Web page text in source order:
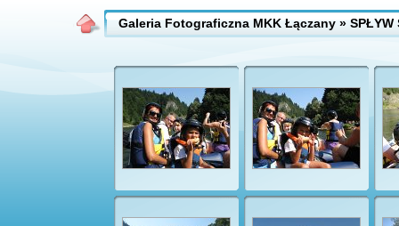
Galeria Fotograficzna MKK Łączany » SPŁYW